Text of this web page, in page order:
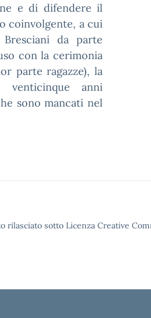
e di difendere il
coinvolgente, a cui
da parte
con la cerimonia
parte ragazze), la
anni
sono mancati nel
rilasciato sotto Licenza Creative